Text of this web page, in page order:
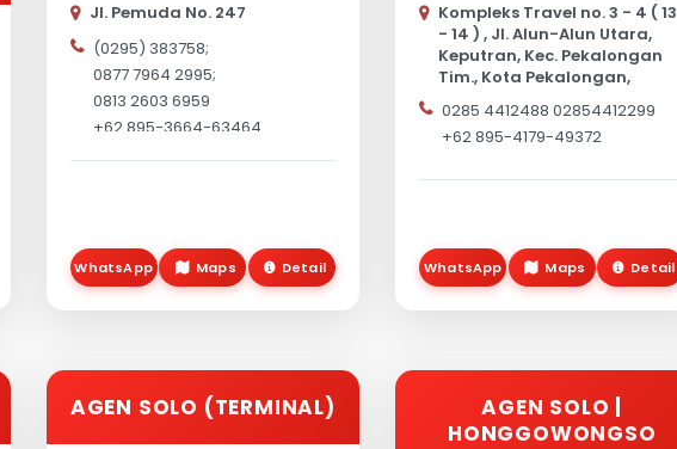
Jl. Pemuda No. 247
(0295) 383758;
0877 7964 2995;
0813 2603 6959
+62 895-3664-63464
WhatsApp Maps Detail
Kompleks Travel no. 3 - 4 ( 13
- 14 ) , Jl. Alun-Alun Utara,
Keputran, Kec. Pekalongan
Tim., Kota Pekalongan,
0285 4412488 02854412299
+62 895-4179-49372
WhatsApp Maps Detail
AGEN SOLO (TERMINAL)
AGEN SOLO |
HONGGOWONGSO